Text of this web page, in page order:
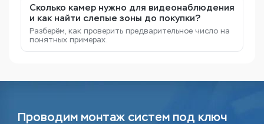
Сколько камер нужно для видеонаблюдения
и как найти слепые зоны до покупки?
Разберём, как проверить предварительное число на
понятных примерах.
Проводим монтаж систем под ключ